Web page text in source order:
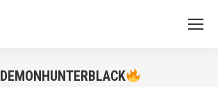
DEMONHUNTERBLACK